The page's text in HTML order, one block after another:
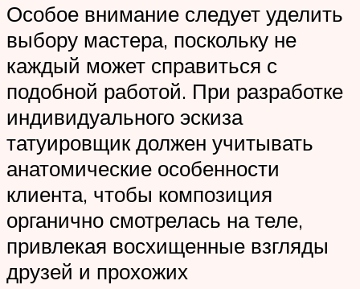
Особое внимание следует уделить
выбору мастера, поскольку не
каждый может справиться с
подобной работой. При разработке
индивидуального эскиза
татуировщик должен учитывать
анатомические особенности
клиента, чтобы композиция
органично смотрелась на теле,
привлекая восхищенные взгляды
друзей и прохожих